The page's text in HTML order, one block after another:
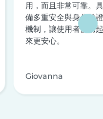
用，而且非常可靠。具
備多重安全與身分驗證
機制，讓使用者使用起
來更安心。
Giovanna